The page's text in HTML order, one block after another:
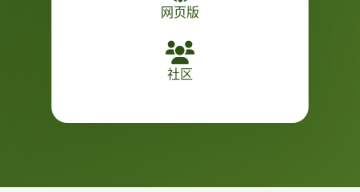
网页版
社区